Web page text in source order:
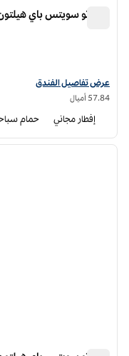
هوم تو سويتس باي
عرض تفاصيل الفندق أجنحة
عرض تفاصيل الفندق
57.84 أميال
إفطار مجاني حمام
1 من 12